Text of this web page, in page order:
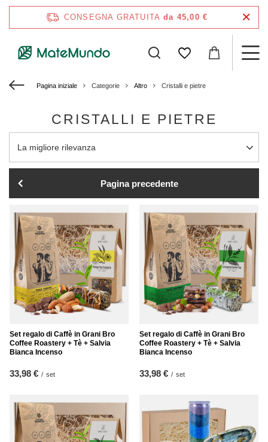
CONSEGNA GRATUITA da 45,00 €
Pagina iniziale Categorie Altro Cristalli e pietre
CRISTALLI E PIETRE
Modifica ordinamento
La migliore rilevanza
Pagina precedente
Set regalo di Caffè in Grani Bro
Coffee Roastery + Tè + Salvia
Bianca Incenso
33,98 € / set
Set regalo di Caffè in Grani Bro
Coffee Roastery + Tè + Salvia
Bianca Incenso
33,98 € / set